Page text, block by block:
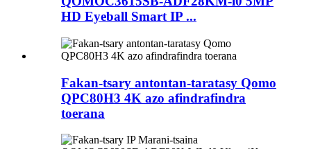
HD Eyeball Smart IP ...
Fakan-tsary antontan-taratasy Qomo
QPC80H3 4K azo afindrafindra
toerana